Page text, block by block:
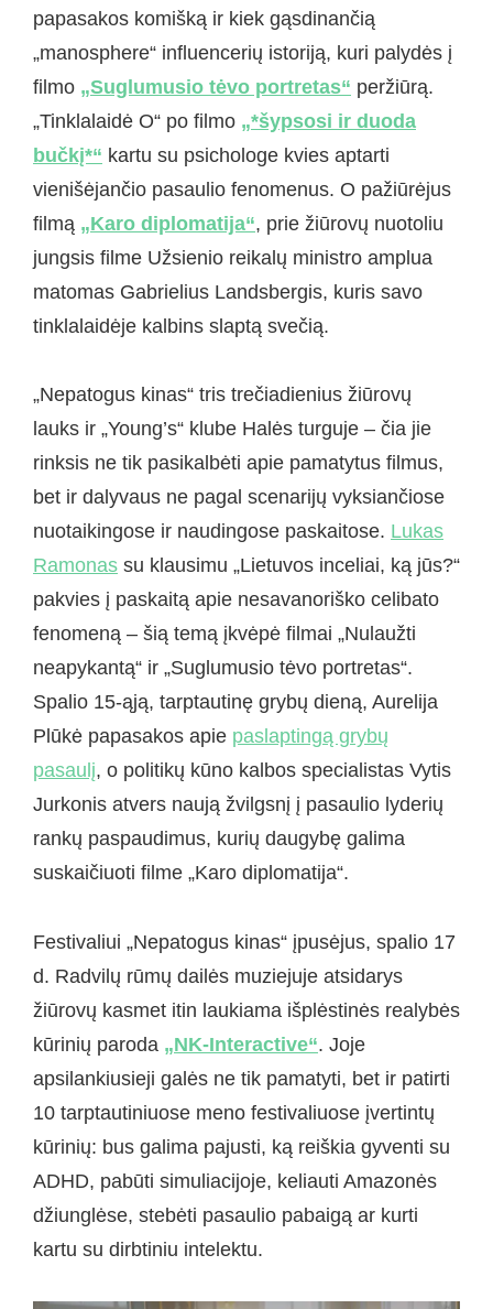
papasakos komišką ir kiek gąsdinančią
„manosphere“ influencerių istoriją, kuri palydės į
filmo „Suglumusio tėvo portretas“ peržiūrą.
„Tinklalaidė O“ po filmo „*šypsosi ir duoda
bučkį*“ kartu su psichologe kvies aptarti
vienišėjančio pasaulio fenomenus. O pažiūrėjus
filmą „Karo diplomatija“, prie žiūrovų nuotoliu
jungsis filme Užsienio reikalų ministro amplua
matomas Gabrielius Landsbergis, kuris savo
tinklalaidėje kalbins slaptą svečią.
„Nepatogus kinas“ tris trečiadienius žiūrovų
lauks ir „Young’s“ klube Halės turguje – čia jie
rinksis ne tik pasikalbėti apie pamatytus filmus,
bet ir dalyvaus ne pagal scenarijų vyksiančiose
nuotaikingose ir naudingose paskaitose. Lukas
Ramonas su klausimu „Lietuvos inceliai, ką jūs?“
pakvies į paskaitą apie nesavanoriško celibato
fenomeną – šią temą įkvėpė filmai „Nulaužti
neapykantą“ ir „Suglumusio tėvo portretas“.
Spalio 15-ąją, tarptautinę grybų dieną, Aurelija
Plūkė papasakos apie paslaptingą grybų
pasaulį, o politikų kūno kalbos specialistas Vytis
Jurkonis atvers naują žvilgsnį į pasaulio lyderių
rankų paspaudimus, kurių daugybę galima
suskaičiuoti filme „Karo diplomatija“.
Festivaliui „Nepatogus kinas“ įpusėjus, spalio 17
d. Radvilų rūmų dailės muziejuje atsidarys
žiūrovų kasmet itin laukiama išplėstinės realybės
kūrinių paroda „NK-Interactive“. Joje
apsilankiusieji galės ne tik pamatyti, bet ir patirti
10 tarptautiniuose meno festivaliuose įvertintų
kūrinių: bus galima pajusti, ką reiškia gyventi su
ADHD, pabūti simuliacijoje, keliauti Amazonės
džiunglėse, stebėti pasaulio pabaigą ar kurti
kartu su dirbtiniu intelektu.